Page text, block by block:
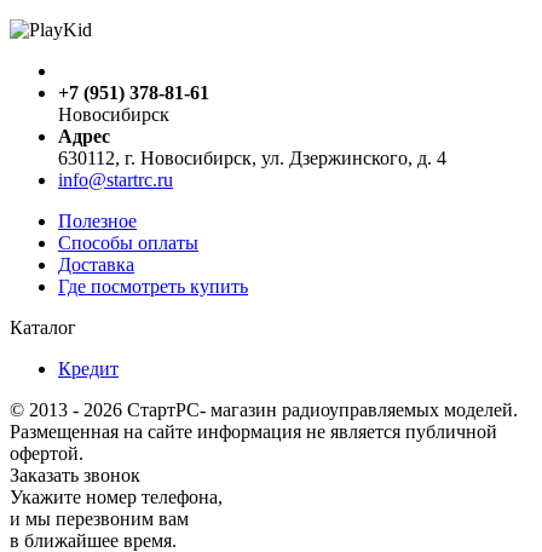
+7 (951) 378-81-61
Новосибирск
Адрес
630112, г. Новосибирск, ул. Дзержинского, д. 4
info@startrc.ru
Полезное
Способы оплаты
Доставка
Где посмотреть купить
Каталог
Кредит
© 2013 - 2026 СтартРС- магазин радиоуправляемых моделей.
Размещенная на сайте информация не является публичной
офертой.
Заказать звонок
Укажите номер телефона,
и мы перезвоним вам
в ближайшее время.